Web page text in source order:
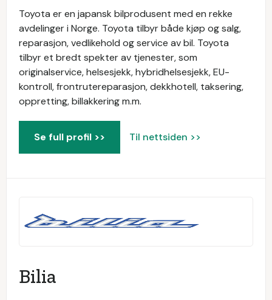
Toyota er en japansk bilprodusent med en rekke
avdelinger i Norge. Toyota tilbyr både kjøp og salg,
reparasjon, vedlikehold og service av bil. Toyota
tilbyr et bredt spekter av tjenester, som
originalservice, helsesjekk, hybridhelsesjekk, EU-
kontroll, frontrutereparasjon, dekkhotell, taksering,
oppretting, billakkering m.m.
Se full profil >> Til nettsiden >>
Bilia